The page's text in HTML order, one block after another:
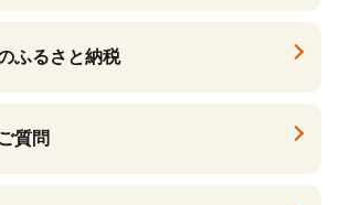
ふるさと納税
質問